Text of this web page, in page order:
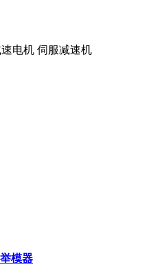
电机 伺服减速机
模器